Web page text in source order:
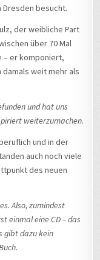
Dresden besucht.
der weibliche Part
über 70 Mal
– er komponiert,
damals weit mehr als
und hat uns
weiterzumachen.
und in der
auch noch viele
des neuen
Also, zumindest
einmal eine CD – das
gibt dazu kein